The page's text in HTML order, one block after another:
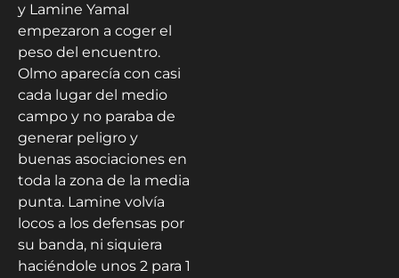
y Lamine Yamal
empezaron a coger el
peso del encuentro.
Olmo aparecía con casi
cada lugar del medio
campo y no paraba de
generar peligro y
buenas asociaciones en
toda la zona de la media
punta. Lamine volvía
locos a los defensas por
su banda, ni siquiera
haciéndole unos 2 para 1